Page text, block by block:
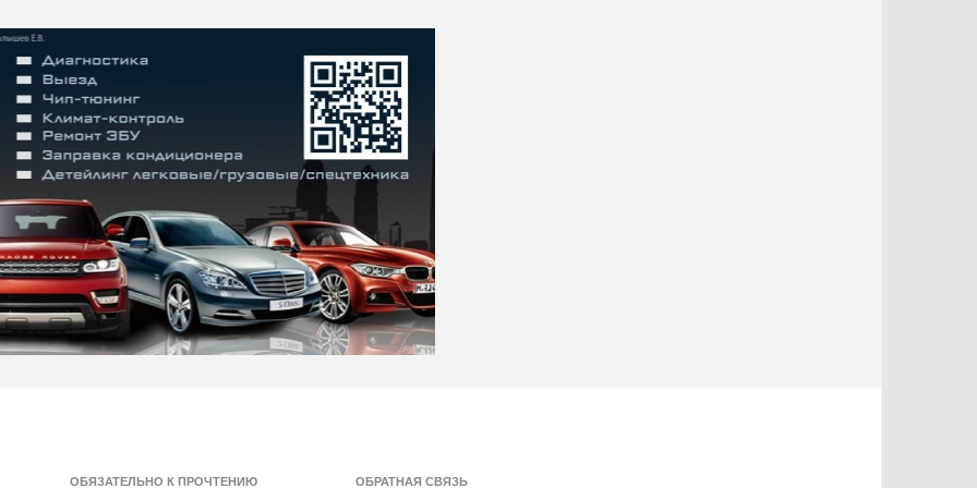
ОБЯЗАТЕЛЬНО К ПРОЧТЕНИЮ ОБРАТНАЯ СВЯЗЬ